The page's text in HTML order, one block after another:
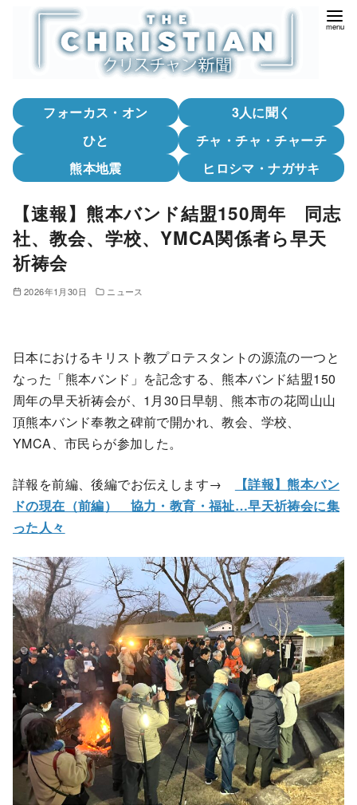
フォーカス・オン
3人に聞く
ひと
チャ・チャ・チャーチ
熊本地震
ヒロシマ・ナガサキ
【速報】熊本バンド結盟150周年 同志
社、教会、学校、YMCA関係者ら早天
祈祷会
2026年1月30日 ニュース
日本におけるキリスト教プロテスタントの源流の一つと
なった「熊本バンド」を記念する、熊本バンド結盟150
周年の早天祈祷会が、1月30日早朝、熊本市の花岡山山
頂熊本バンド奉教之碑前で開かれ、教会、学校、
YMCA、市民らが参加した。
詳報を前編、後編でお伝えします→
【詳報】熊本バン
ドの現在（前編） 協力・教育・福祉…早天祈祷会に集
った人々